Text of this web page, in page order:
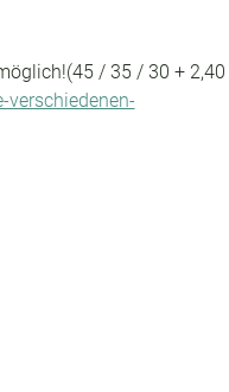
/ 35 / 30 + 2,40